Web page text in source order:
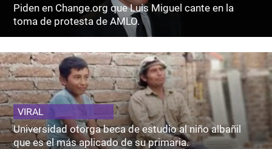
Piden en Change.org que Luis Miguel cante en la
toma de protesta de AMLO.
VIRAL
Universidad otorga beca de estudio al niño albañil
que es el más aplicado de su primaria.